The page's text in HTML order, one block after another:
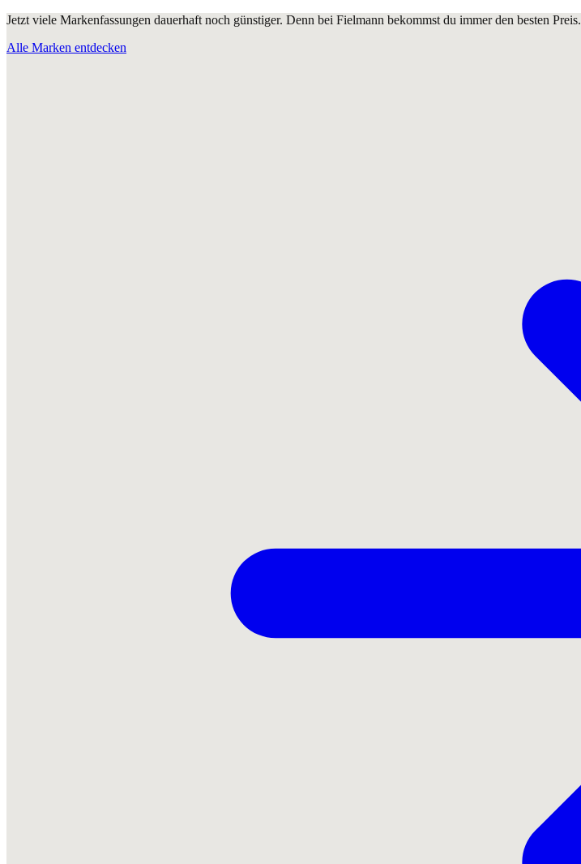
Jetzt viele Markenfassungen dauerhaft noch günstiger. Denn bei Fielmann bekommst du immer den besten Preis.
Alle Marken entdecken